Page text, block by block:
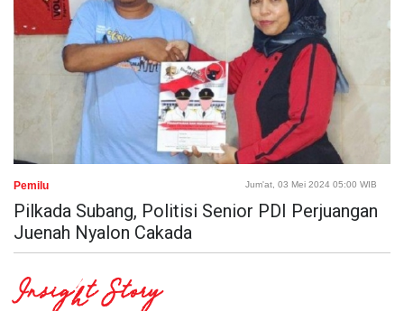
Pemilu Jum'at, 03 Mei 2024 05:00 WIB
Pilkada Subang, Politisi Senior PDI Perjuangan
Juenah Nyalon Cakada
Insight Story